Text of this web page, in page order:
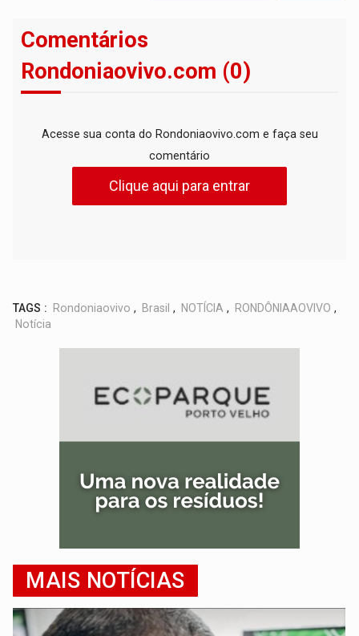
Comentários
Rondoniaovivo.com (0)
Acesse sua conta do Rondoniaovivo.com e faça seu
comentário
Clique aqui para entrar
TAGS : Rondoniaovivo , Brasil , NOTÍCIA , RONDÔNIAAOVIVO ,
Notícia
MAIS NOTÍCIAS